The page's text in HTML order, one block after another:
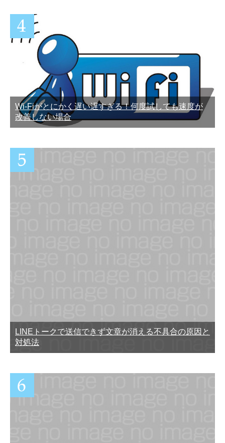
Wi-Fiがとにかく遅い遅すぎる！何度試しても速度が
改善しない場合
LINEトークで送信できず文章が消える不具合の原因と
対処法